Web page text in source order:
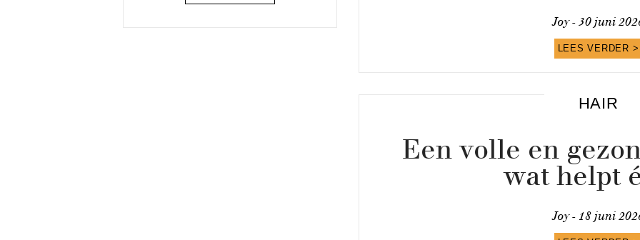
Joy - 30 juni
LEES VERDER >
HAIR
Een volle en
wat helpt
Joy - 18 juni